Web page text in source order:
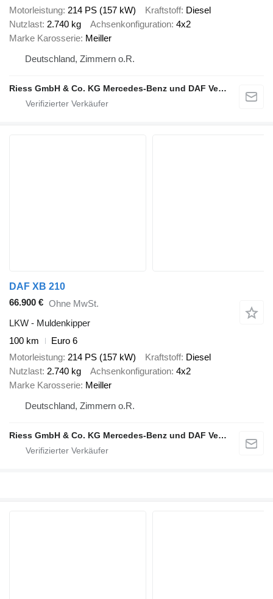
Motorleistung 214 PS (157 kW) Kraftstoff Diesel
Nutzlast 2.740 kg Achsenkonfiguration 4x2
Marke Karosserie Meiller
Deutschland, Zimmern o.R.
Riess GmbH & Co. KG Mercedes-Benz und DAF Vertragspartner
DAF XB 210
66.900 € Ohne MwSt.
LKW - Muldenkipper
100 km
Euro 6
Motorleistung 214 PS (157 kW) Kraftstoff Diesel
Nutzlast 2.740 kg Achsenkonfiguration 4x2
Marke Karosserie Meiller
Deutschland, Zimmern o.R.
Riess GmbH & Co. KG Mercedes-Benz und DAF Vertragspartner